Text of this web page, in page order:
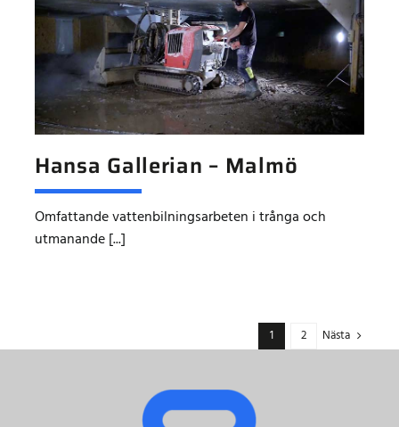
Hansa Gallerian – Malmö
Omfattande vattenbilningsarbeten i trånga och
utmanande [...]
1 2 Nästa